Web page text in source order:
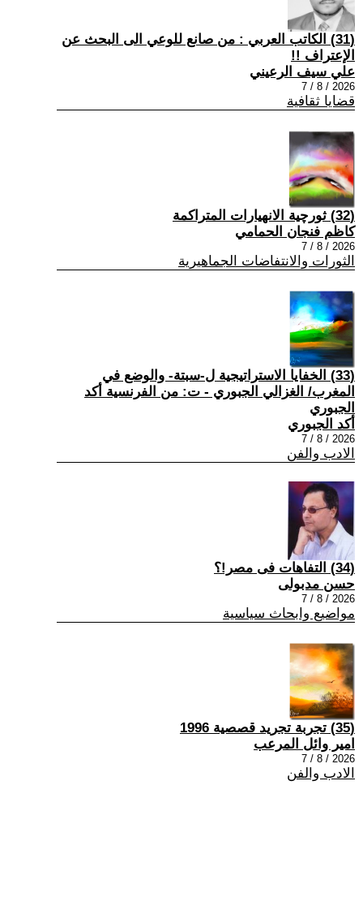
(31) الكاتب العربي : من صانع للوعي الى البحث عن
الإعتراف !!
علي سيف الرعيني
2026 / 8 / 7
قضايا ثقافية
(32) ثورچية الانهيارات المتراكمة
كاظم فنجان الحمامي
2026 / 8 / 7
الثورات والانتفاضات الجماهيرية
(33) الخفايا الاستراتيجية ل-سبتة- والوضع في
المغرب/ الغزالي الجبوري - ت: من الفرنسية أكد
الجبوري
أكد الجبوري
2026 / 8 / 7
الادب والفن
(34) التفاهات فى مصر!؟
حسن مدبولى
2026 / 8 / 7
مواضيع وابحاث سياسية
(35) تجربة تجريد قصصية 1996
امير وائل المرعب
2026 / 8 / 7
الادب والفن